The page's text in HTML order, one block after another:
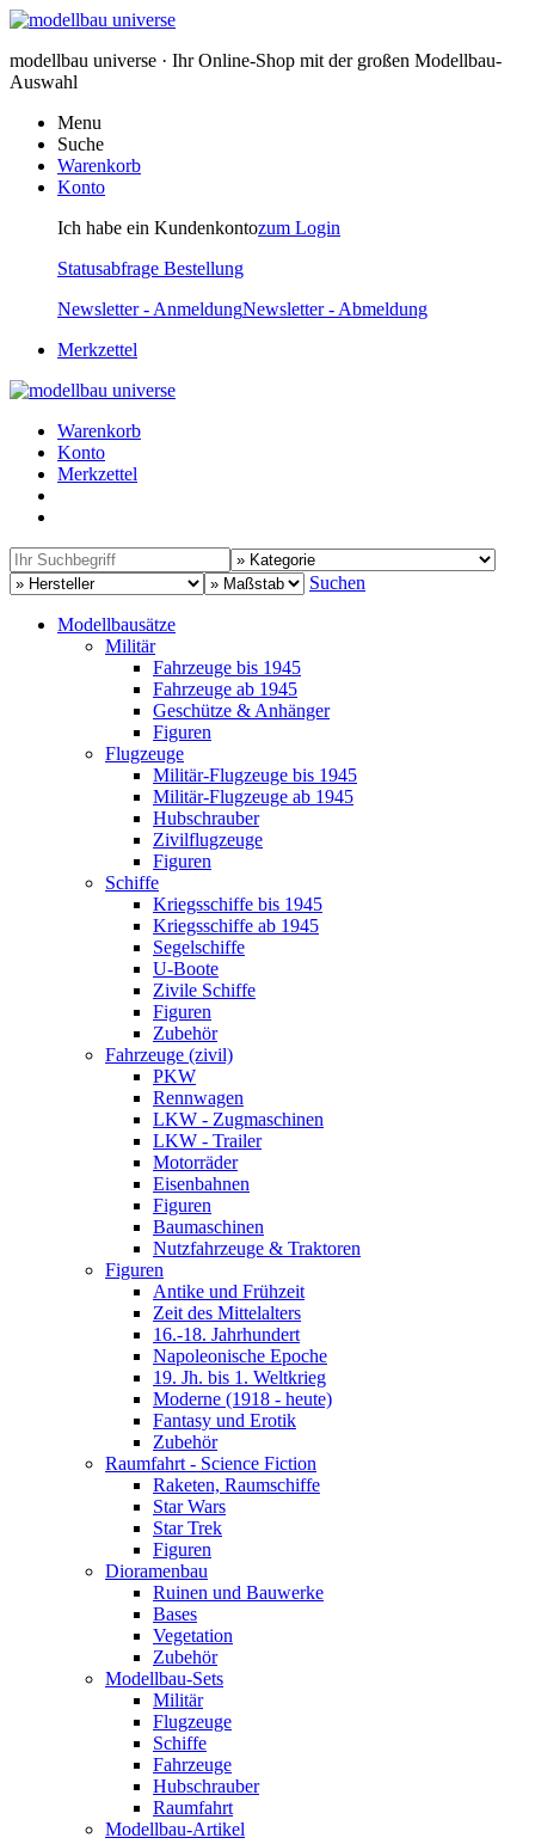
modellbau universe · Ihr Online-Shop mit der großen Modellbau-
Auswahl
Menu
Suche
Warenkorb
Konto
Ich habe ein Kundenkontozum Login
Statusabfrage Bestellung
Newsletter - AnmeldungNewsletter - Abmeldung
Merkzettel
Warenkorb
Konto
Merkzettel
Suchen
Modellbausätze
Militär
Fahrzeuge bis 1945
Fahrzeuge ab 1945
Geschütze & Anhänger
Figuren
Flugzeuge
Militär-Flugzeuge bis 1945
Militär-Flugzeuge ab 1945
Hubschrauber
Zivilflugzeuge
Figuren
Schiffe
Kriegsschiffe bis 1945
Kriegsschiffe ab 1945
Segelschiffe
U-Boote
Zivile Schiffe
Figuren
Zubehör
Fahrzeuge (zivil)
PKW
Rennwagen
LKW - Zugmaschinen
LKW - Trailer
Motorräder
Eisenbahnen
Figuren
Baumaschinen
Nutzfahrzeuge & Traktoren
Figuren
Antike und Frühzeit
Zeit des Mittelalters
16.-18. Jahrhundert
Napoleonische Epoche
19. Jh. bis 1. Weltkrieg
Moderne (1918 - heute)
Fantasy und Erotik
Zubehör
Raumfahrt - Science Fiction
Raketen, Raumschiffe
Star Wars
Star Trek
Figuren
Dioramenbau
Ruinen und Bauwerke
Bases
Vegetation
Zubehör
Modellbau-Sets
Militär
Flugzeuge
Schiffe
Fahrzeuge
Hubschrauber
Raumfahrt
Modellbau-Artikel